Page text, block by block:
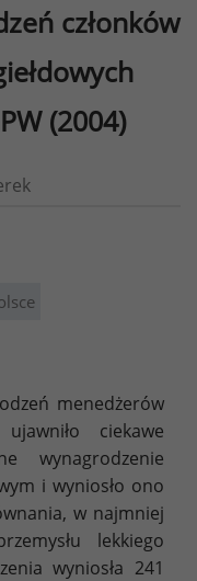
członków
(2004)
menedżerów
ciekawe
wynagrodzenie
i wyniosło ono
w najmniej
lekkiego
wyniosła 241